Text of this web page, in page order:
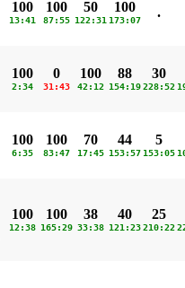
100
13:41
100
87:55
50
122:31
100
173:07
.
100
2:34
0
31:43
100
42:12
88
154:19
30
228:52
100
6:35
100
83:47
70
17:45
44
153:57
5
153:05
100
12:38
100
165:29
38
33:38
40
121:23
25
210:22